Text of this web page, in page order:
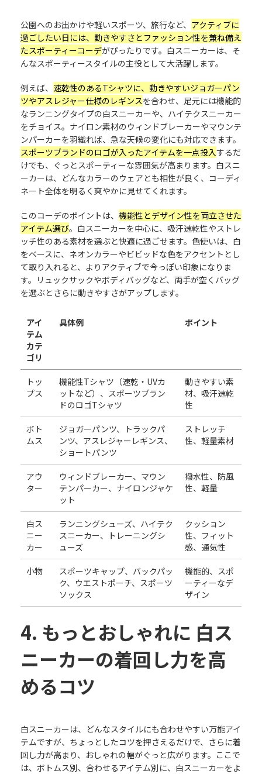
公園へのお出かけや軽いスポーツ、旅行など、 アクティブに
過ごしたい日には、動きやすさとファッション性を兼ね備え
たスポーティーコーデがぴったりです。白スニーカーは、そ
んなスポーティースタイルの主役として大活躍します。
例えば、 速乾性のあるTシャツに、動きやすいジョガーパン
ツやアスレジャー仕様のレギンスを合わせ、足元には機能的
なランニングタイプの白スニーカーや、ハイテクスニーカー
をチョイス。ナイロン素材のウィンドブレーカーやマウンテ
ンパーカーを羽織れば、急な天候の変化にも対応できます。
スポーツブランドのロゴが入ったアイテムを一点投入するだ
けでも、ぐっとスポーティーな雰囲気が高まります。白スニ
ーカーは、どんなカラーのウェアとも相性が良く、コーディ
ネート全体を明るく爽やかに見せてくれます。
このコーデのポイントは、 機能性とデザイン性を両立させた
アイテム選び。白スニーカーを中心に、吸汗速乾性やストレ
ッチ性のある素材を選ぶと快適に過ごせます。色使いは、白
をベースに、ネオンカラーやビビッドな色をアクセントとし
て取り入れると、よりアクティブで今っぽい印象になりま
す。リュックサックやボディバッグなど、両手が空くバッグ
を選ぶとさらに動きやすさがアップします。
アイ
テム
カテ
ゴリ
具体例 ポイント
トッ
プス
機能性Tシャツ（速乾・UVカ
ットなど）、スポーツブラン
ドのロゴTシャツ
動きやすい素
材、吸汗速乾
性
ボト
ムス
ジョガーパンツ、トラックパ
ンツ、アスレジャーレギンス、
ショートパンツ
ストレッチ
性、軽量素材
アウ
ター
ウィンドブレーカー、マウン
テンパーカー、ナイロンジャケ
ット
撥水性、防風
性、軽量
白ス
ニー
カー
ランニングシューズ、ハイテク
スニーカー、トレーニングシ
ューズ
クッション
性、フィット
感、通気性
小物
スポーツキャップ、バックパッ
ク、ウエストポーチ、スポーツ
ソックス
機能的、スポ
ーティーなデ
ザイン
4. もっとおしゃれに 白ス
ニーカーの着回し力を高
めるコツ
白スニーカーは、どんなスタイルにも合わせやすい万能アイ
テムですが、ちょっとしたコツを押さえるだけで、さらに着
回し力が高まり、おしゃれの幅がぐっと広がります。ここで
は、ボトムス別、合わせるアイテム別に、白スニーカーをよ